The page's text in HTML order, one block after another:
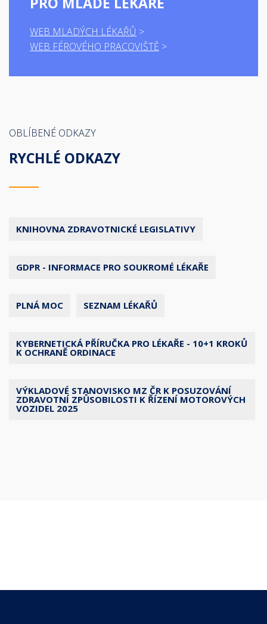
WEB MLADÝCH LÉKAŘŮ
WEB FÉROVÉHO PRACOVIŠTĚ
OBLÍBENÉ ODKAZY
RYCHLÉ ODKAZY
KNIHOVNA ZDRAVOTNICKÉ LEGISLATIVY
GDPR - INFORMACE PRO SOUKROMÉ LÉKAŘE
PLNÁ MOC SEZNAM LÉKAŘŮ
KYBERNETICKÁ PŘÍRUČKA PRO LÉKAŘE - 10+1 KROKŮ
K OCHRANĚ ORDINACE
VÝKLADOVÉ STANOVISKO MZ ČR K POSUZOVÁNÍ
ZDRAVOTNÍ ZPŮSOBILOSTI K ŘÍZENÍ MOTOROVÝCH
VOZIDEL 2025